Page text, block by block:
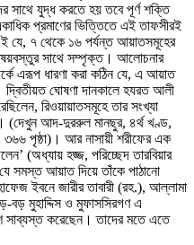
সাথে যুদ্ধ করতে হয় তবে পূর্ণ শক্তি
প্রমাণের ভিত্তিতে এই তাফসীরই
যে, ৭ থেকে ১৬ পর্যন্ত আয়াতসমূহের
সাথে সম্পৃক্ত। আলোচনার
এরূপ ধারণা করা কঠিন যে, এ আয়াত
ঘোষণা দানকালে হযরত আলী
রিওয়ায়াতসমূহে তার সংখ্যা
(দেখুন আদ-দুররুল মানছুর, ৪র্থ খণ্ড,
পৃষ্ঠা)। আর নাসায়ী শরীফের এক
(অধ্যায় হজ্জ, পরিচ্ছেদ তারবিয়ার
সমস্ত আয়াত দিয়ে তাঁকে পাঠানো
ইবনে জারীর তাবারী (রহ.), আল্লামা
মুহাদ্দিস ও মুফাসসিরগণ এ
সাব্যস্ত করেছেন। তাদের মতে এতে